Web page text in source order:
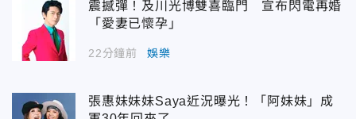
震撼彈！及川光博雙喜臨門 宣布閃電再婚
「愛妻已懷孕」
22分鐘前 娛樂
張惠妹妹妹Saya近況曝光！「阿妹妹」成